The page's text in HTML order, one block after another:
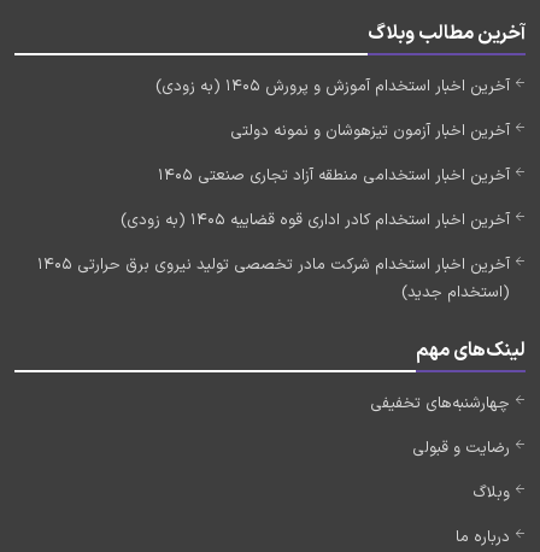
آخرین مطالب وبلاگ
آخرین اخبار استخدام آموزش و پرورش 1405 (به زودی)
آخرین اخبار آزمون تیزهوشان و نمونه دولتی
آخرین اخبار استخدامی منطقه آزاد تجاری صنعتی 1405
آخرین اخبار استخدام کادر اداری قوه قضاییه 1405 (به زودی)
آخرین اخبار استخدام شرکت مادر تخصصی تولید نیروی برق حرارتی 1405
(استخدام جدید)
لینک‌های مهم
چهارشنبه‌های تخفیفی
رضایت و قبولی
وبلاگ
درباره ما